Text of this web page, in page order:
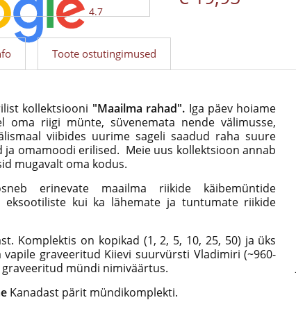
4.7
Toote ostutingimused
kollektsiooni "Maailma rahad". Iga päev hoiame
oma riigi münte, süvenemata nende välimusse,
viibides uurime sageli saadud raha suure
ja omamoodi erilised. Meie uus kollektsioon annab
mugavalt oma kodus.
erinevate maailma riikide käibemüntide
eksootiliste kui ka lähemate ja tuntumate riikide
Komplektis on kopikad (1, 2, 5, 10, 25, 50) ja üks
graveeritud Kiievi suurvürsti Vladimiri (~960-
mündi nimiväärtus.
Kanadast pärit mündikomplekti.